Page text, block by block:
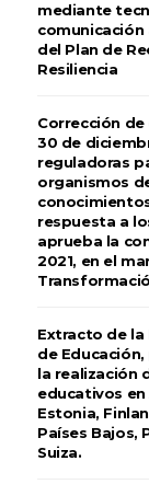
mediante
comunicación
del Plan de
Resiliencia
Corrección de
30 de
reguladoras
organismos
respuesta a
aprueba la
2021, en el
Extracto de la
de
la realización
educativos en
Estonia,
Países Bajos,
Suiza.